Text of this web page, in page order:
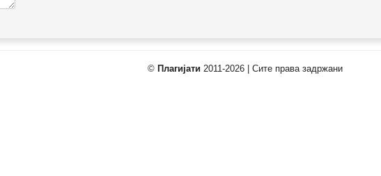
© Плагијати 2011-2026 | Сите права задржани